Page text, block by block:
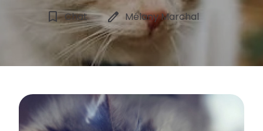
bookmark_border Chat edit Mélany Marchal